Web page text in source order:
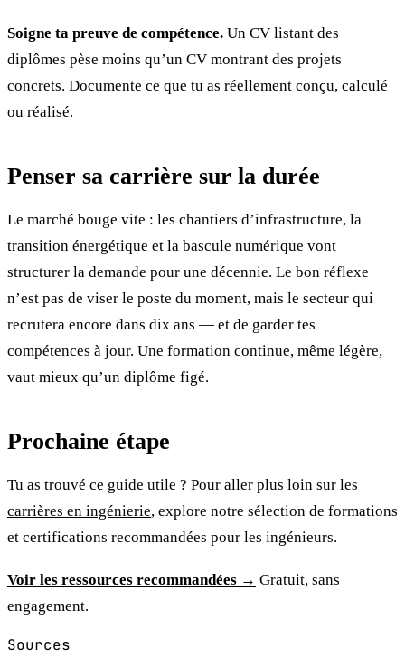
Soigne ta preuve de compétence. Un CV listant des
diplômes pèse moins qu’un CV montrant des projets
concrets. Documente ce que tu as réellement conçu, calculé
ou réalisé.
Penser sa carrière sur la durée
Le marché bouge vite : les chantiers d’infrastructure, la
transition énergétique et la bascule numérique vont
structurer la demande pour une décennie. Le bon réflexe
n’est pas de viser le poste du moment, mais le secteur qui
recrutera encore dans dix ans — et de garder tes
compétences à jour. Une formation continue, même légère,
vaut mieux qu’un diplôme figé.
Prochaine étape
Tu as trouvé ce guide utile ? Pour aller plus loin sur les
carrières en ingénierie, explore notre sélection de formations
et certifications recommandées pour les ingénieurs.
Voir les ressources recommandées → Gratuit, sans
engagement.
Sources